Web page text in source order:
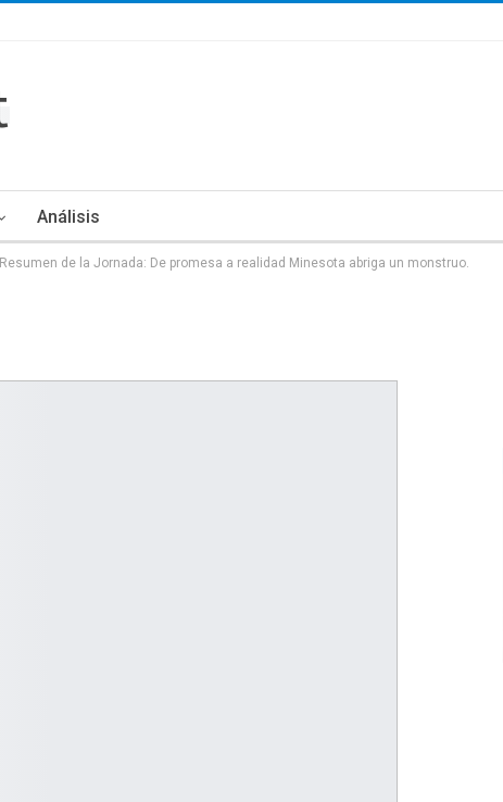
Análisis
Resumen de la Jornada: De promesa a realidad Minesota abriga un monstruo.